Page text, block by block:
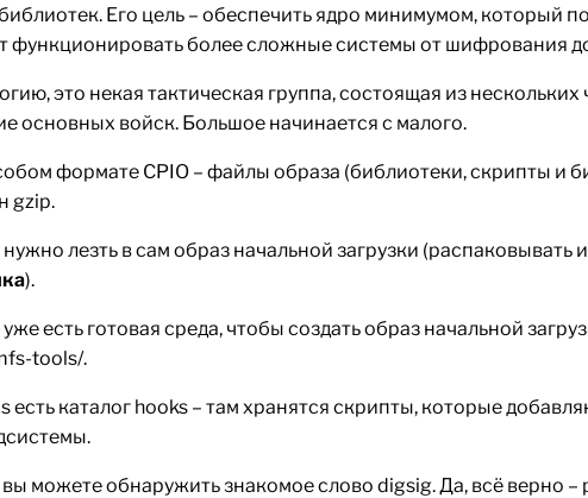
Его цель – обеспечить ядро минимумом, который
функционировать более сложные системы от шифрования
это некая тактическая группа, состоящая из
основных войск. Большое начинается с малого.
формате CPIO – файлы образа (библиотеки, скрипты и
gzip.
лезть в сам образ начальной загрузки (распаковывать
).
есть готовая среда, чтобы создать образ начальной
tools/.
есть каталог hooks – там хранятся скрипты, которые
можете обнаружить знакомое слово digsig. Да, всё верно